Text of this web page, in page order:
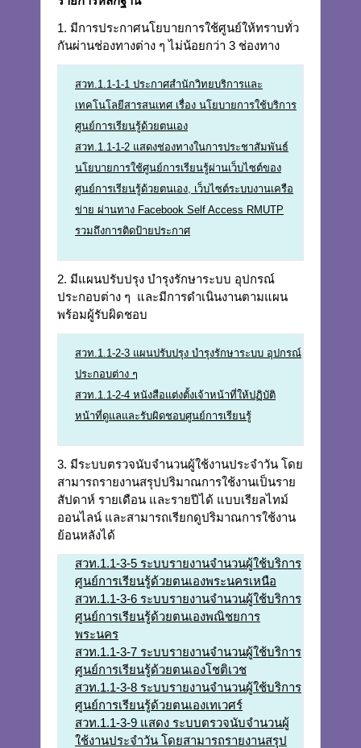
1. มีการประกาศนโยบายการใช้ศูนย์ให้ทราบทั่ว
กันผ่านช่องทางต่าง ๆ ไม่น้อยกว่า 3 ช่องทาง
สวท.1.1-1-1 ประกาศสำนักวิทยบริการและ
เทคโนโลยีสารสนเทศ เรื่อง นโยบายการใช้บริการ
ศูนย์การเรียนรู้ด้วยตนเอง
สวท.1.1-1-2 แสดงช่องทางในการประชาสัมพันธ์
นโยบายการใช้ศูนย์การเรียนรู้ผ่านเว็บไซต์ของ
ศูนย์การเรียนรู้ด้วยตนเอง, เว็บไซต์ระบบงานเครือ
ข่าย ผ่านทาง Facebook Self Access RMUTP
รวมถึงการติดป้ายประกาศ
2. มีแผนปรับปรุง บำรุงรักษาระบบ อุปกรณ์
ประกอบต่าง ๆ และมีการดำเนินงานตามแผน
พร้อมผู้รับผิดชอบ
สวท.1.1-2-3 แผนปรับปรุง บำรุงรักษาระบบ อุปกรณ์
ประกอบต่าง ๆ
สวท.1.1-2-4 หนังสือแต่งตั้งเจ้าหน้าที่ให้ปฏิบัติ
หน้าที่ดูแลและรับผิดชอบศูนย์การเรียนรู้
3. มีระบบตรวจนับจำนวนผู้ใช้งานประจำวัน โดย
สามารถรายงานสรุปปริมาณการใช้งานเป็นราย
สัปดาห์ รายเดือน และรายปีได้ แบบเรียลไทม์
ออนไลน์ และสามารถเรียกดูปริมาณการใช้งาน
ย้อนหลังได้
สวท.1.1-3-5 ระบบรายงานจำนวนผู้ใช้บริการ
ศูนย์การเรียนรู้ด้วยตนเองพระนครเหนือ
สวท.1.1-3-6 ระบบรายงานจำนวนผู้ใช้บริการ
ศูนย์การเรียนรู้ด้วยตนเองพณิชยการ
พระนคร
สวท.1.1-3-7 ระบบรายงานจำนวนผู้ใช้บริการ
ศูนย์การเรียนรู้ด้วยตนเองโชติเวช
สวท.1.1-3-8 ระบบรายงานจำนวนผู้ใช้บริการ
ศูนย์การเรียนรู้ด้วยตนเองเทเวศร์
สวท.1.1-3-9 แสดง ระบบตรวจนับจำนวนผู้
ใช้งานประจำวัน โดยสามารถรายงานสรุป